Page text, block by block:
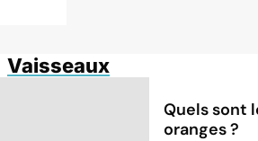
Vaisseaux
Quels sont
oranges ?